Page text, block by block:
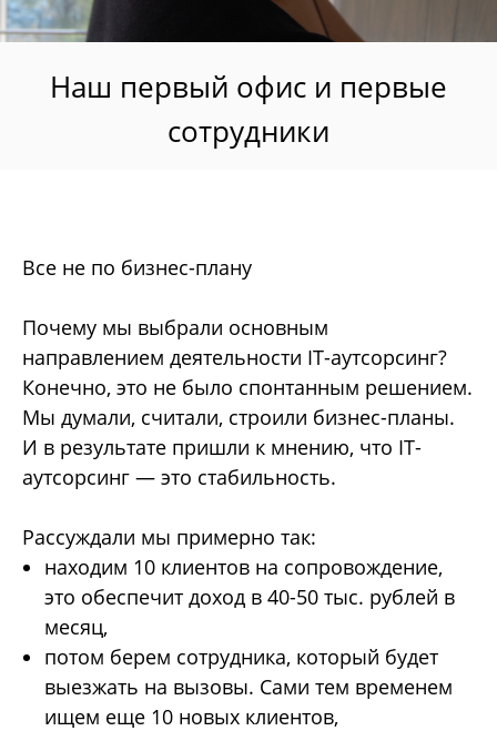
Наш первый офис и первые
сотрудники
Все не по бизнес-плану
Почему мы выбрали основным
направлением деятельности IT-аутсорсинг?
Конечно, это не было спонтанным решением.
Мы думали, считали, строили бизнес-планы.
И в результате пришли к мнению, что IT-
аутсорсинг — это стабильность.
Рассуждали мы примерно так:
находим 10 клиентов на сопровождение,
это обеспечит доход в 40-50 тыс. рублей в
месяц,
потом берем сотрудника, который будет
выезжать на вызовы. Сами тем временем
ищем еще 10 новых клиентов,